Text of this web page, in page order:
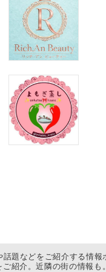
題などをご紹介する情報
紹介。近隣の街の情報も。